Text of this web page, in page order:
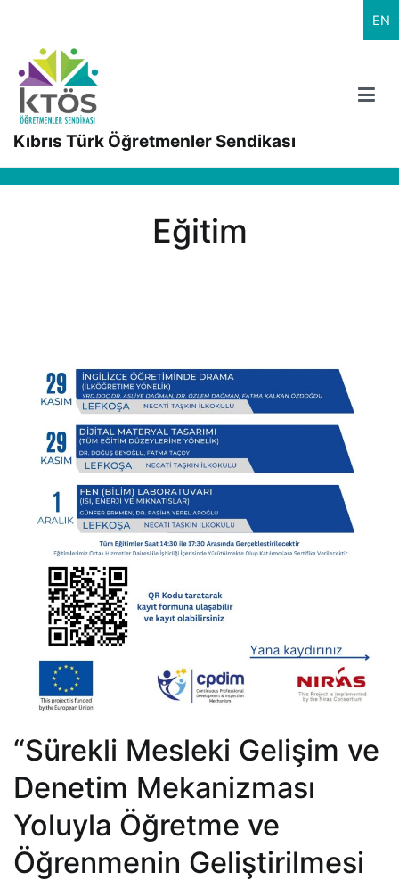
EN
Kıbrıs Türk Öğretmenler Sendikası
Eğitim
“Sürekli Mesleki Gelişim ve
Denetim Mekanizması
Yoluyla Öğretme ve
Öğrenmenin Geliştirilmesi